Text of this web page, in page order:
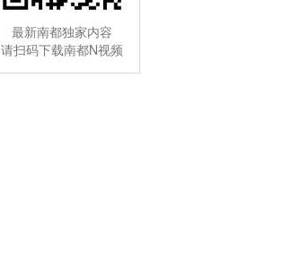
最新南都独家内容
请扫码下载南都N视频